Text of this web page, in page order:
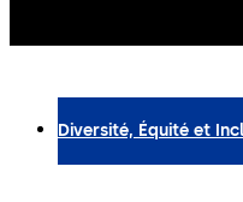
Diversité, Équité et